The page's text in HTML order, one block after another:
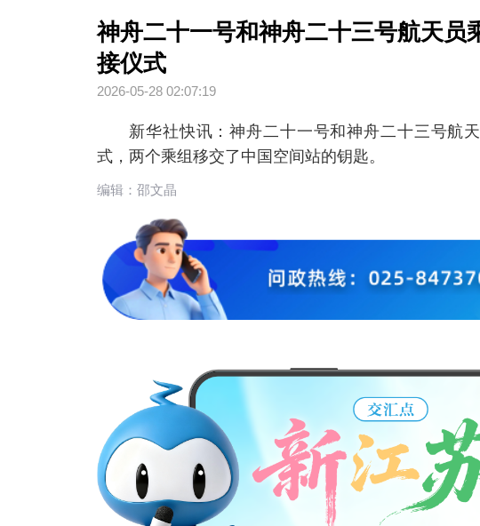
神舟二十一号和神舟二十三号航天员
接仪式
2026-05-28 02:07:19
新华社快讯：神舟二十一号和神舟二十三号航
式，两个乘组移交了中国空间站的钥匙。
编辑：邵文晶